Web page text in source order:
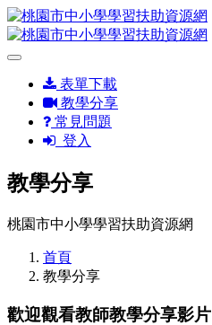
表單下載
教學分享
常見問題
登入
教學分享
桃園市中小學學習扶助資源網
首頁
教學分享
歡迎觀看教師教學分享影片